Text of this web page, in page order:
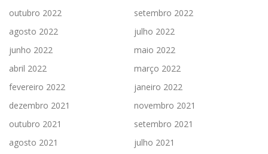
outubro 2022
setembro 2022
agosto 2022
julho 2022
junho 2022
maio 2022
abril 2022
março 2022
fevereiro 2022
janeiro 2022
dezembro 2021
novembro 2021
outubro 2021
setembro 2021
agosto 2021
julho 2021